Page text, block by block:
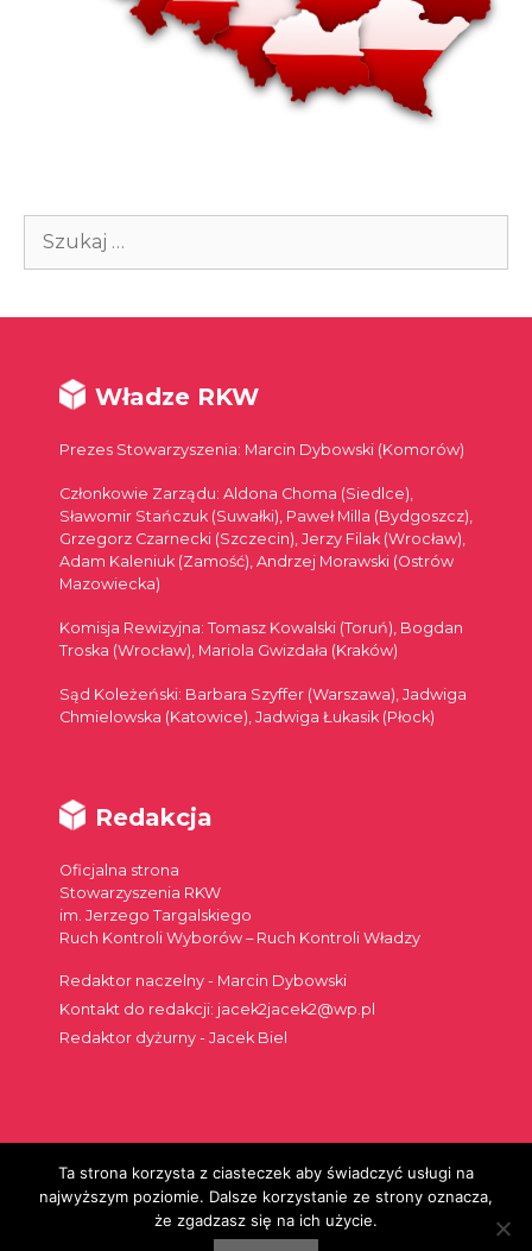
Szukaj:
Władze RKW
Prezes Stowarzyszenia: Marcin Dybowski (Komorów)
Członkowie Zarządu: Aldona Choma (Siedlce),
Sławomir Stańczuk (Suwałki), Paweł Milla (Bydgoszcz),
Grzegorz Czarnecki (Szczecin), Jerzy Filak (Wrocław),
Adam Kaleniuk (Zamość), Andrzej Morawski (Ostrów
Mazowiecka)
Komisja Rewizyjna: Tomasz Kowalski (Toruń), Bogdan
Troska (Wrocław), Mariola Gwizdała (Kraków)
Sąd Koleżeński: Barbara Szyffer (Warszawa), Jadwiga
Chmielowska (Katowice), Jadwiga Łukasik (Płock)
Redakcja
Oficjalna strona
Stowarzyszenia RKW
im. Jerzego Targalskiego
Ruch Kontroli Wyborów – Ruch Kontroli Władzy
Redaktor naczelny - Marcin Dybowski
Kontakt do redakcji: jacek2jacek2@wp.pl
Redaktor dyżurny - Jacek Biel
Szukaj:
Ta strona korzysta z ciasteczek aby świadczyć usługi na
najwyższym poziomie. Dalsze korzystanie ze strony oznacza,
że zgadzasz się na ich użycie.